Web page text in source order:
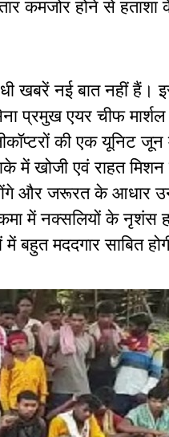
कमजोर होने से
खबरें नई बात नहीं
प्रमुख एयर चीफ
की एक यूनिट
खोजी एवं राहत
और जरूरत के आधार
में नक्सलियों के नृशंस
में बहुत मददगार साबित